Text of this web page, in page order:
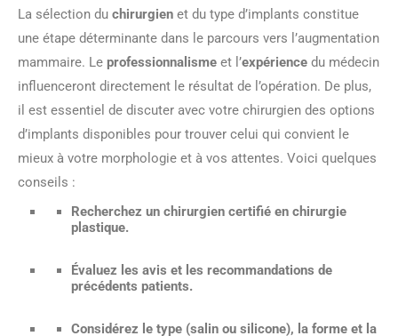
La sélection du chirurgien et du type d’implants constitue
une étape déterminante dans le parcours vers l’augmentation
mammaire. Le professionnalisme et l’expérience du médecin
influenceront directement le résultat de l’opération. De plus,
il est essentiel de discuter avec votre chirurgien des options
d’implants disponibles pour trouver celui qui convient le
mieux à votre morphologie et à vos attentes. Voici quelques
conseils :
Recherchez un chirurgien certifié en chirurgie
plastique.
Évaluez les avis et les recommandations de
précédents patients.
Considérez le type (salin ou silicone), la forme et la